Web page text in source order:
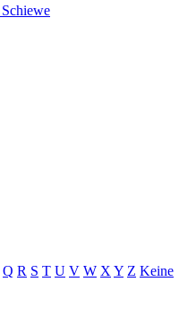
Schiewe
Q R S T U V W X Y Z Keine